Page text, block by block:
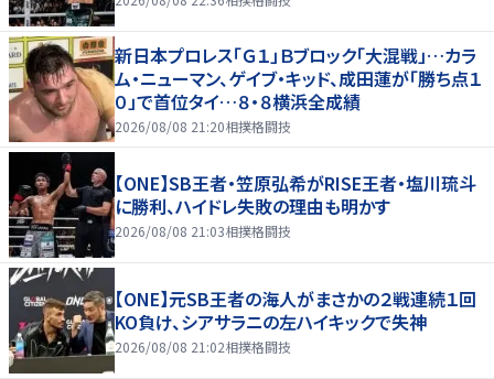
新日本プロレス「Ｇ１」Ｂブロック「大混戦」…カラ
ム・ニューマン、ゲイブ・キッド、成田蓮が「勝ち点１
０」で首位タイ…８・８横浜全成績
2026/08/08 21:20相撲格闘技
【ONE】SB王者・笠原弘希がRISE王者・塩川琉斗
に勝利、ハイドレ失敗の理由も明かす
2026/08/08 21:03相撲格闘技
【ONE】元SB王者の海人がまさかの２戦連続１回
KO負け、シアサラニの左ハイキックで失神
2026/08/08 21:02相撲格闘技